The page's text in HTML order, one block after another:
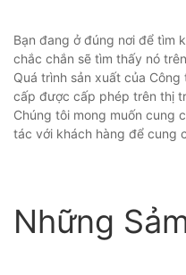
Bạn đang ở đúng nơi để tìm
chắc chắn sẽ tìm thấy nó
Quá trình sản xuất của
cấp được cấp phép trên thị
Chúng tôi mong muốn cung
tác với khách hàng để cung
Những